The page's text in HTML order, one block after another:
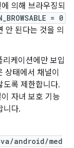
의해 브라우징되
= 0
안 된다는 것을 의
리케이션에만 보입
상태에서 채널이
도록 제한합니다.
자녀 보호 기능
니다.
android/med